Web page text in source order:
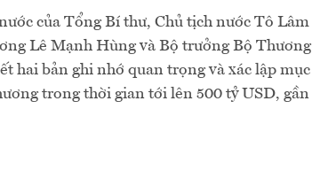
của Tổng Bí thư, Chủ tịch nước Tô Lâm
Lê Mạnh Hùng và Bộ trưởng Bộ Thương
hai bản ghi nhớ quan trọng và xác lập mục
trong thời gian tới lên 500 tỷ USD, gần